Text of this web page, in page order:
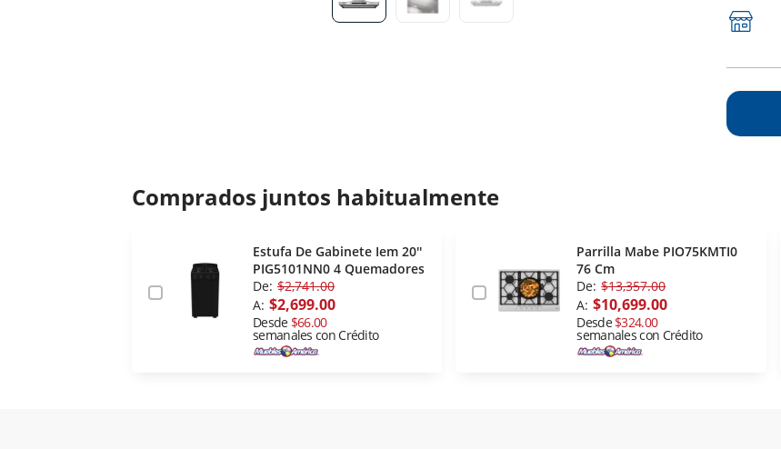
Comprados juntos habitualmente
Estufa De Gabinete Iem 20''
PIG5101NN0 4 Quemadores
De: $2,741.00
A: $2,699.00
Desde $66.00
semanales con Crédito
Parrilla Mabe PIO75KMTI0
76 Cm
De: $13,357.00
A: $10,699.00
Desde$324.00
semanales con Crédito